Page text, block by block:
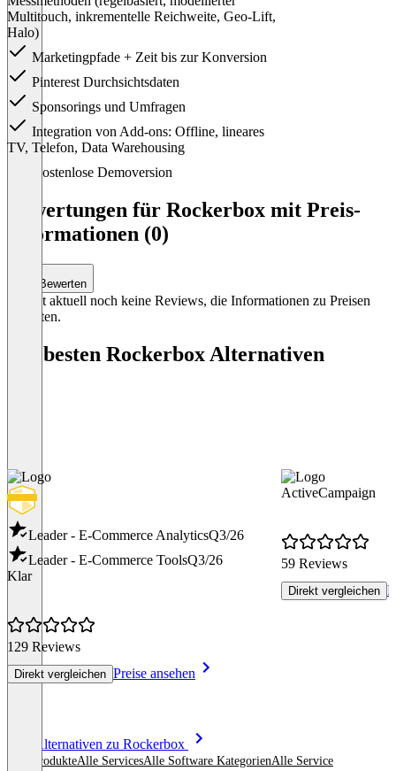
Multitouch, inkrementelle Reichweite, Geo-Lift,
Halo)
Marketingpfade + Zeit bis zur Konversion
Pinterest Durchsichtsdaten
Sponsorings und Umfragen
Integration von Add-ons: Offline, lineares
TV, Telefon, Data Warehousing
Kostenlose Demoversion
Bewertungen für Rockerbox mit Preis-
Informationen (0)
Bewerten
Es gibt aktuell noch keine Reviews, die Informationen zu Preisen
enthalten.
Die besten Rockerbox Alternativen
Leader - E-Commerce AnalyticsQ3/26
Leader - E-Commerce ToolsQ3/26
Klar
129 Reviews
Direkt vergleichen Preise ansehen
ActiveCampaign
59 Reviews
Direkt vergleichen
Alle Alternativen zu Rockerbox
Alle ProdukteAlle ServicesAlle Software KategorienAlle Service